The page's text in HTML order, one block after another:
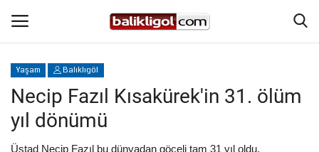
Giriş Yap
Anasayfa
Yaşam Balıklıgöl
Necip Fazıl Kısakürek'in 31. ölüm
yıl dönümü
Üstad Necip Fazıl bu dünyadan göçeli tam 31 yıl oldu.